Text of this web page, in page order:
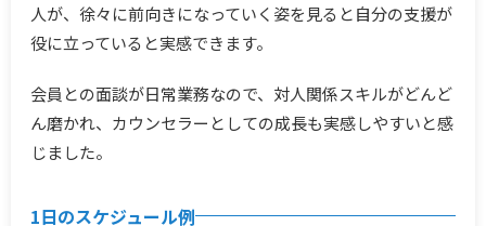
人が、徐々に前向きになっていく姿を見ると自分の支援が
役に立っていると実感できます。
会員との面談が日常業務なので、対人関係スキルがどんど
ん磨かれ、カウンセラーとしての成長も実感しやすいと感
じました。
1日のスケジュール例